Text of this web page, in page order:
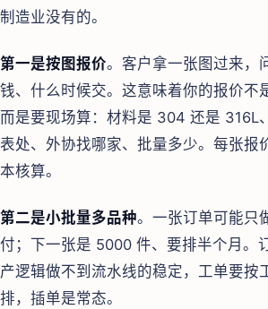
制造业没有的。
第一是按图报价。客户拿一张图过来，
钱、什么时候交。这意味着你的报价不
而是要现场算：材料是 304 还是 316L
表处、外协找哪家、批量多少。每张报
本核算。
第二是小批量多品种。一张订单可能只
付；下一张是 5000 件、要排半个月。
产逻辑做不到流水线的稳定，工单要按
排，插单是常态。